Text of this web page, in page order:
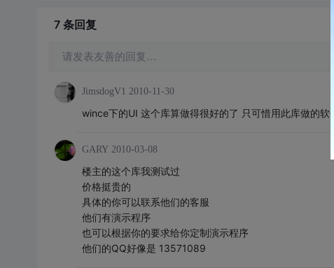
7 条回复
请发表友善的回复…
JimsdogV1 2010-11-30
wince下的UI 这个库算做得很好的了 只可惜用此库做的
GARY 2010-03-08
楼主的这个库我测试过
价格挺贵的
具体的你可以联系他们的客服
他们有演示程序
也可以根据你的要求给你定制演示程序
他们的QQ好像是 13571089